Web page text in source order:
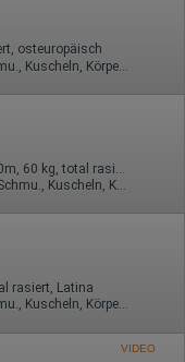
osteuropäisch
ZK, 69, GF6, Franz b. Ihr, BV, Schmu., Kuscheln, Körperküs.
rasiert, Latina
69, GF6, Franz b. Ihr, BV, Schmu., Kuscheln, Körperküs., EL
VIDEO